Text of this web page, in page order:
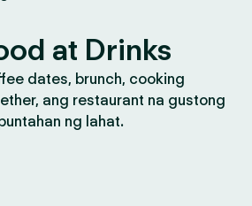
at Drinks
dates, brunch, cooking
ang restaurant na gustong
ng lahat.